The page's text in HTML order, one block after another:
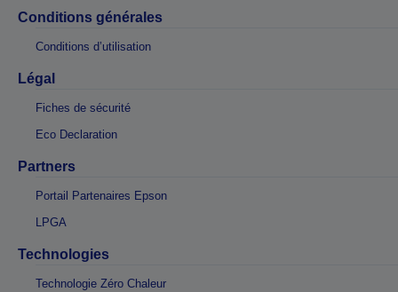
Conditions générales
Conditions d’utilisation
Légal
Fiches de sécurité
Eco Declaration
Partners
Portail Partenaires Epson
LPGA
Technologies
Technologie Zéro Chaleur